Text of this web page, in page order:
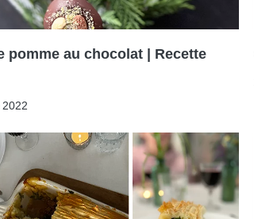
pomme au chocolat | Recette